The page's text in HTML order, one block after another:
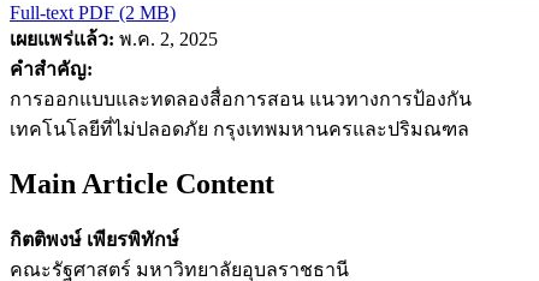
Full-text PDF (2 MB)
เผยแพร่แล้ว: พ.ค. 2, 2025
คำสำคัญ:
การออกแบบและทดลองสื่อการสอน แนวทางการป้องกัน
เทคโนโลยีที่ไม่ปลอดภัย กรุงเทพมหานครและปริมณฑล
Main Article Content
กิตติพงษ์ เพียรพิทักษ์
คณะรัฐศาสตร์ มหาวิทยาลัยอุบลราชธานี